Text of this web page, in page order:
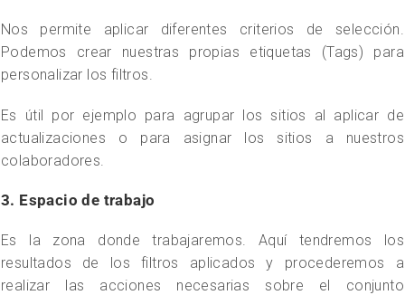
Nos permite aplicar diferentes criterios de selección.
Podemos crear nuestras propias etiquetas (Tags) para
personalizar los filtros.
Es útil por ejemplo para agrupar los sitios al aplicar de
actualizaciones o para asignar los sitios a nuestros
colaboradores.
3. Espacio de trabajo
Es la zona donde trabajaremos. Aquí tendremos los
resultados de los filtros aplicados y procederemos a
realizar las acciones necesarias sobre el conjunto